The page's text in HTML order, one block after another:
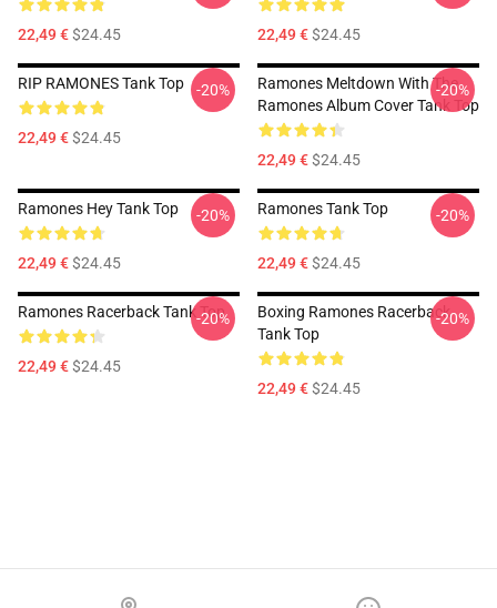
22,49 €$24.45 22,49 €$24.45
RIP RAMONES Tank Top
22,49 €$24.45
-20%
Ramones Meltdown With The
Ramones Album Cover Tank Top
22,49 €$24.45
-20%
Ramones Hey Tank Top
22,49 €$24.45
-20% Ramones Tank Top
22,49 €$24.45
-20%
Ramones Racerback Tank Top
22,49 €$24.45
-20%
Boxing Ramones Racerback
Tank Top
22,49 €$24.45
-20%